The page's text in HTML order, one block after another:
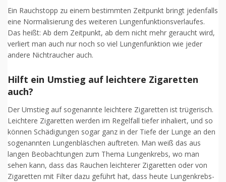
Ein Rauchstopp zu einem bestimmten Zeitpunkt bringt jedenfalls
eine Normalisierung des weiteren Lungenfunktionsverlaufes.
Das heißt: Ab dem Zeitpunkt, ab dem nicht mehr geraucht wird,
verliert man auch nur noch so viel Lungenfunktion wie jeder
andere Nichtraucher auch.
Hilft ein Umstieg auf leichtere Zigaretten
auch?
Der Umstieg auf sogenannte leichtere Zigaretten ist trügerisch.
Leichtere Zigaretten werden im Regelfall tiefer inhaliert, und so
können Schädigungen sogar ganz in der Tiefe der Lunge an den
sogenannten Lungenbläschen auftreten. Man weiß das aus
langen Beobachtungen zum Thema Lungenkrebs, wo man
sehen kann, dass das Rauchen leichterer Zigaretten oder von
Zigaretten mit Filter dazu geführt hat, dass heute Lungenkrebs-